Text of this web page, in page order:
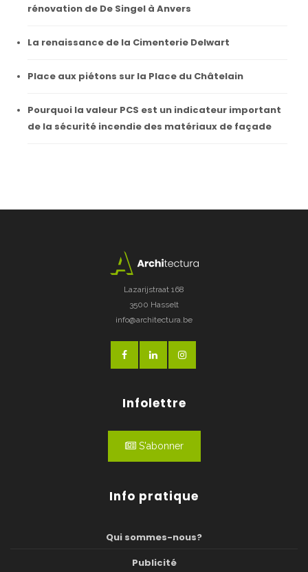
rénovation de De Singel à Anvers
La renaissance de la Cimenterie Delwart
Place aux piétons sur la Place du Châtelain
Pourquoi la valeur PCS est un indicateur important
de la sécurité incendie des matériaux de façade
Lazarijstraat 168
3500 Hasselt
info@architectura.be
Infolettre
S'abonner
Info pratique
Qui sommes-nous?
Publicité